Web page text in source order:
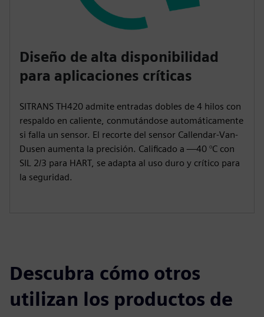
Diseño de alta disponibilidad
para aplicaciones críticas
SITRANS TH420 admite entradas dobles de 4 hilos con
respaldo en caliente, conmutándose automáticamente
si falla un sensor. El recorte del sensor Callendar-Van-
Dusen aumenta la precisión. Calificado a —40 °C con
SIL 2/3 para HART, se adapta al uso duro y crítico para
la seguridad.
Descubra cómo otros
utilizan los productos de